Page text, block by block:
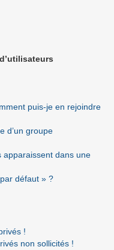
puis-je en rejoindre
d’un groupe
apparaissent dans une
défaut » ?
!
non sollicités !